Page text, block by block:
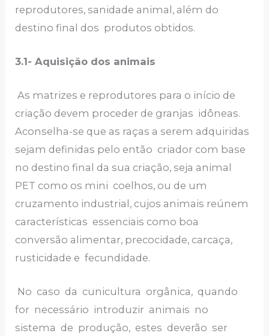
reprodutores, sanidade animal, além do
destino final dos produtos obtidos.
3.1-Aquisição dos animais
As matrizes e reprodutores para o início de
criação devem proceder de granjas idôneas.
Aconselha-se que as raças a serem adquiridas
sejam definidas pelo então criador com base
no destino final da sua criação, seja animal
PET como os mini coelhos, ou de um
cruzamento industrial, cujos animais reúnem
características essenciais como boa
conversão alimentar, precocidade, carcaça,
rusticidade e fecundidade.
No caso da cunicultura orgânica, quando
for necessário introduzir animais no
sistema de produção, estes deverão ser